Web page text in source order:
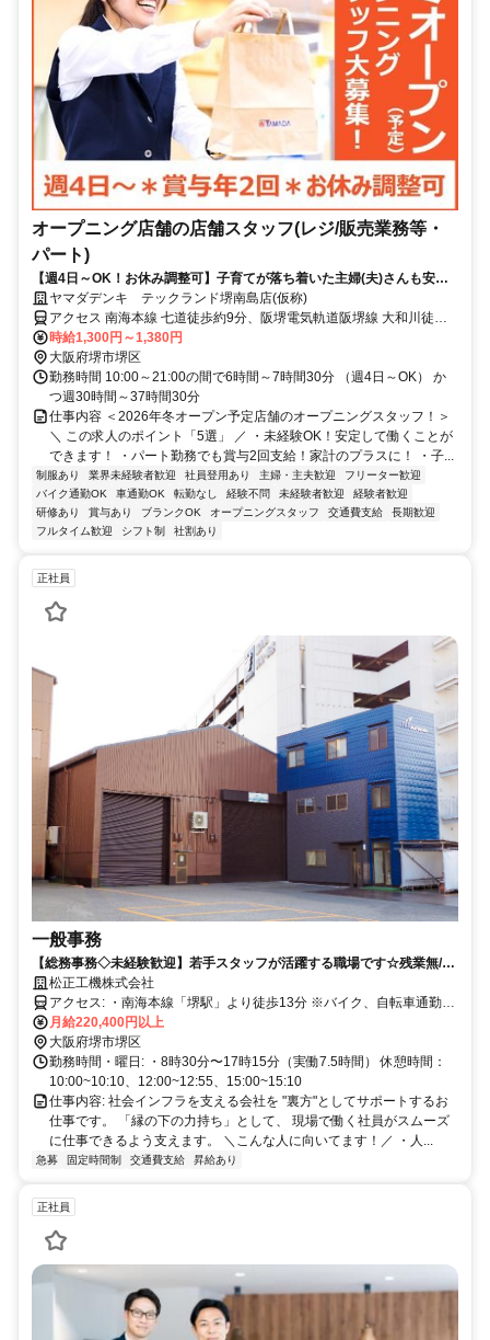
オープニング店舗の店舗スタッフ(レジ/販売業務等・
パート)
【週4日～OK！お休み調整可】子育てが落ち着いた主婦(夫)さんも安
心！社割で家電をお得にGET！
ヤマダデンキ テックランド堺南島店(仮称)
アクセス 南海本線 七道徒歩約9分、阪堺電気軌道阪堺線 大和川徒歩
約12分、OsakaMetro四つ橋線 住之江公園4番口徒歩約24分 ※「七道
駅」より徒歩10分程度
時給1,300円～1,380円
大阪府堺市堺区
勤務時間 10:00～21:00の間で6時間～7時間30分 （週4日～OK） か
つ週30時間～37時間30分
仕事内容 ＜2026年冬オープン予定店舗のオープニングスタッフ！＞
＼ この求人のポイント「5選」 ／ ・未経験OK！安定して働くことが
できます！ ・パート勤務でも賞与2回支給！家計のプラスに！ ・子...
制服あり 業界未経験者歓迎 社員登用あり 主婦・主夫歓迎
フリーター歓迎
バイク通勤OK
車通勤OK 転勤なし 経験不問 未経験者歓迎
経験者歓迎
研修あり
賞与あり ブランクOK オープニングスタッフ 交通費支給
長期歓迎
フルタイム歓迎
シフト制 社割あり
正社員
一般事務
【総務事務◇未経験歓迎】若手スタッフが活躍する職場です☆残業無/基
本土日祝休み
松正工機株式会社
アクセス: ・南海本線「堺駅」より徒歩13分 ※バイク、自転車通勤
OK
月給220,400円以上
大阪府堺市堺区
勤務時間・曜日: ・8時30分〜17時15分（実働7.5時間） 休憩時間：
10:00~10:10、12:00~12:55、15:00~15:10
仕事内容: 社会インフラを支える会社を "裏方"としてサポートするお
仕事です。 「縁の下の力持ち」として、 現場で働く社員がスムーズ
に仕事できるよう支えます。 ＼こんな人に向いてます！／ ・人...
急募 固定時間制 交通費支給 昇給あり
正社員